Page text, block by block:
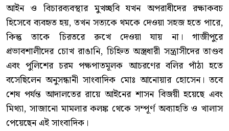
আইন ও বিচারব্যবস্থার মুখচ্ছবি যখন অপরাধীদের রক্ষাকবচ
হিসেবে ব্যবহৃত হয়, তখন সত্যকে থমকে দেওয়া সহজ হতে পারে,
কিন্তু তাকে চিরতরে রুখে দেওয়া যায় না। গাজীপুরে
প্রভাবশালীদের চোখ রাঙানি, চিহ্নিত অস্ত্রধারী সন্ত্রাসীদের তাণ্ডব
এবং পুলিশের চরম পক্ষপাতমূলক আচরণের বলির পাঁঠা হতে
বসেছিলেন অনুসন্ধানী সাংবাদিক মোঃ আনোয়ার হোসেন। তবে
শেষ পর্যন্ত আদালতের রায়ে আইনের শাসন বিজয়ী হয়েছে এবং
মিথ্যা, সাজানো মামলার কলঙ্ক থেকে সম্পূর্ণ অব্যাহতি ও খালাস
পেয়েছেন এই সাংবাদিক।